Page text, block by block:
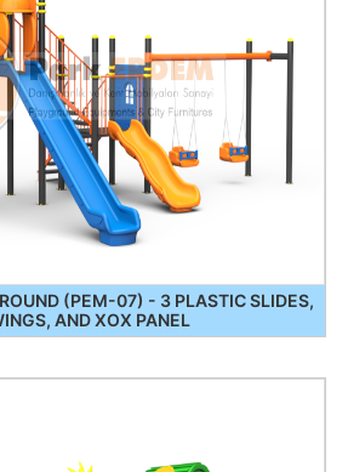
(PEM-07) - 3 PLASTIC SLIDES,
AND XOX PANEL